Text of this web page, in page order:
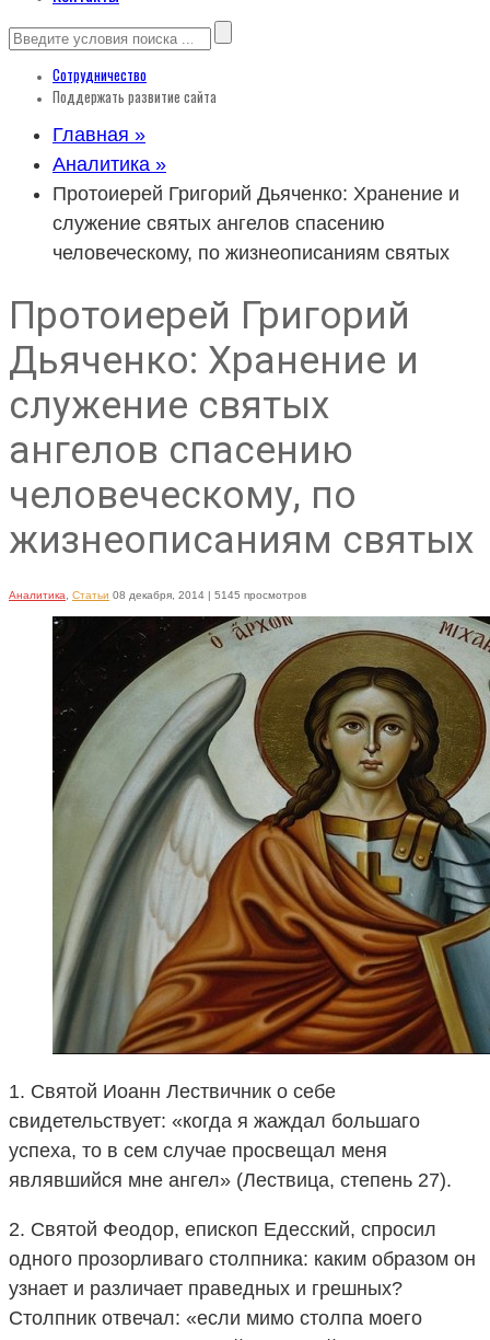
Сотрудничество
Поддержать развитие сайта
Главная »
Аналитика »
Протоиерей Григорий Дьяченко: Хранение и
служение святых ангелов спасению
человеческому, по жизнеописаниям святых
Протоиерей Григорий
Дьяченко: Хранение и
служение святых
ангелов спасению
человеческому, по
жизнеописаниям святых
Аналитика Статьи 08 декабря, 2014 | 5145 просмотров
1. Святой Иоанн Лествичник о себе
свидетельствует: «когда я жаждал большаго
успеха, то в сем случае просвещал меня
являвшийся мне ангел» (Лествица, степень 27).
2. Святой Феодор, епископ Едесский, спросил
одного прозорливаго столпника: каким образом он
узнает и различает праведных и грешных?
Столпник отвечал: «если мимо столпа моего